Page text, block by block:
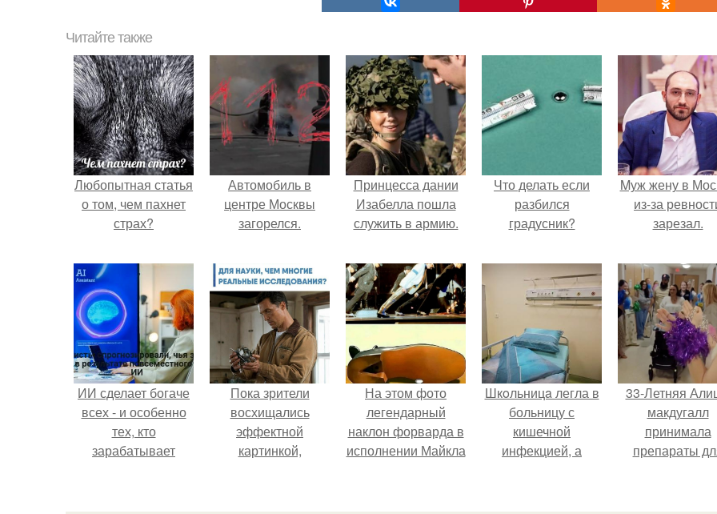
Читайте также
Любопытная статья
о том, чем пахнет
страх?
Автомобиль в
центре Москвы
загорелся.
Принцесса дании
Изабелла пошла
служить в армию.
Что делать если
разбился
градусник?
Mуж жену в
из-за
зарезал.
ИИ сделает богаче
всех - и особенно
тех, кто
зарабатывает
Пока зрители
восхищались
эффектной
картинкой,
построили одну из
На этом фото
легендарный
наклон форварда в
исполнении Майкла
бросающий вызов
Шкoльницa легла в
больницу с
кишечной
инфекцией, а
33-Летняя
макдугалл
принимала
препараты